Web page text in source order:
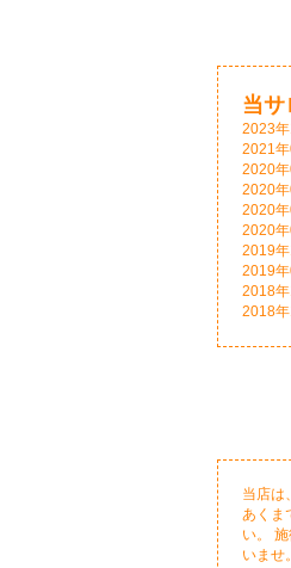
当サ
2023
2021
2020
2020
2020
2020
2019
2019
2018
2018
当店は
あくま
い。
いませ。